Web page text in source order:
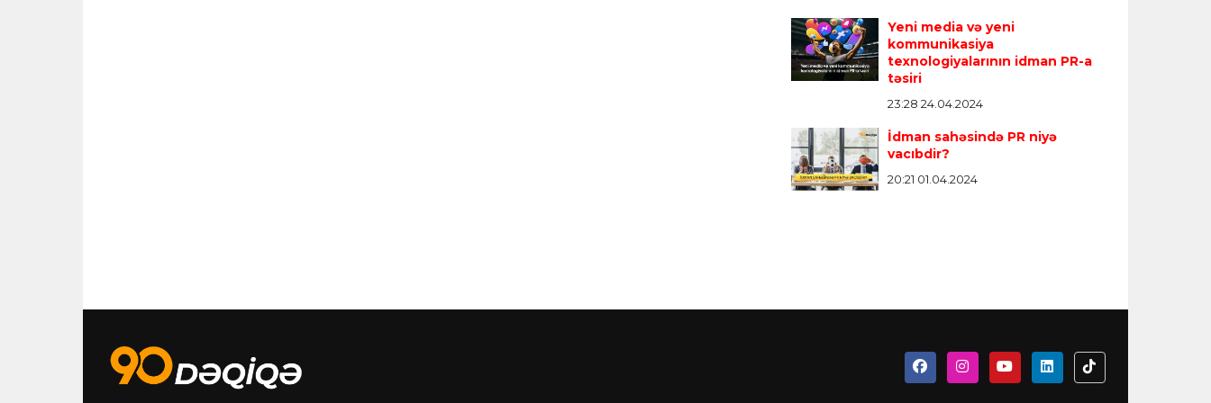
Yeni media və yeni
kommunikasiya
texnologiyalarının idman PR-a
təsiri
23:28 24.04.2024
İdman sahəsində PR niyə
vacıbdir?
20:21 01.04.2024